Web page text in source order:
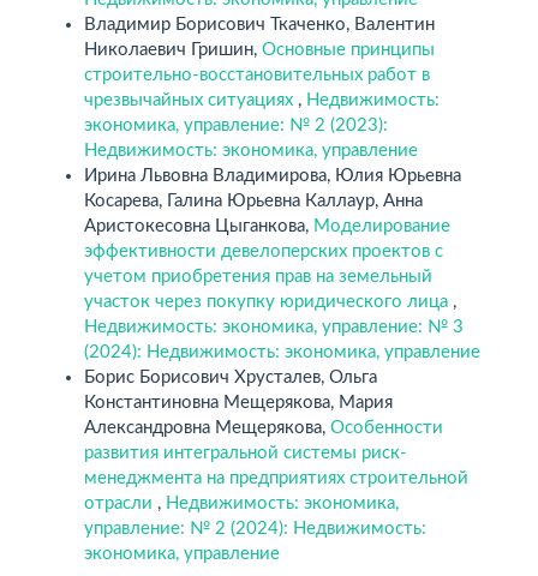
Владимир Борисович Ткаченко, Валентин
Николаевич Гришин, Основные принципы
строительно-восстановительных работ в
чрезвычайных ситуациях , Недвижимость:
экономика, управление: № 2 (2023):
Недвижимость: экономика, управление
Ирина Львовна Владимирова, Юлия Юрьевна
Косарева, Галина Юрьевна Каллаур, Анна
Аристокесовна Цыганкова, Моделирование
эффективности девелоперских проектов с
учетом приобретения прав на земельный
участок через покупку юридического лица ,
Недвижимость: экономика, управление: № 3
(2024): Недвижимость: экономика, управление
Борис Борисович Хрусталев, Ольга
Константиновна Мещерякова, Мария
Александровна Мещерякова, Особенности
развития интегральной системы риск-
менеджмента на предприятиях строительной
отрасли , Недвижимость: экономика,
управление: № 2 (2024): Недвижимость:
экономика, управление